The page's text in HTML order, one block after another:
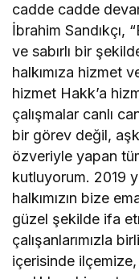
cadde cadde
İbrahim Sandıkçı,
ve sabırlı bir
halkımıza hizmet
hizmet Hakk’a
çalışmalar canlı
bir görev değil,
özveriyle yapan
kutluyorum. 2019
halkımızın bize
güzel şekilde ifa
çalışanlarımızla
içerisinde ilçemize,